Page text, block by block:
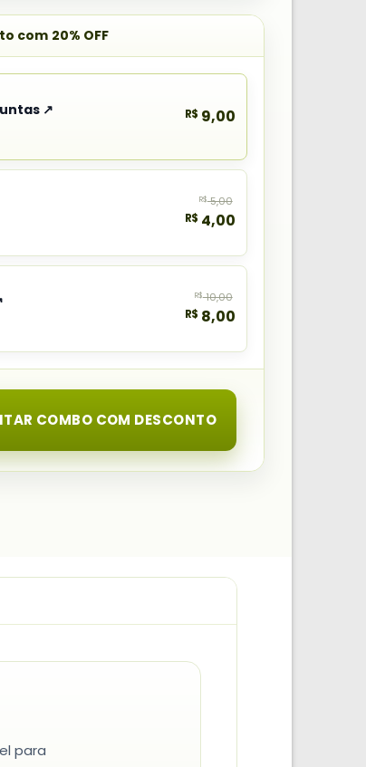
com 20% OFF
↗ R$ 9,00
R$5,00
R$ 4,00
R$10,00
R$ 8,00
COMBO COM DESCONTO
para